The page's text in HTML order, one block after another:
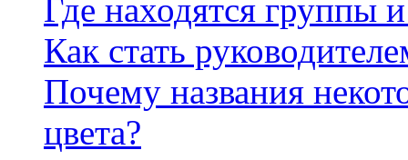
Где находятся группы
Как стать
Почему названия
цвета?